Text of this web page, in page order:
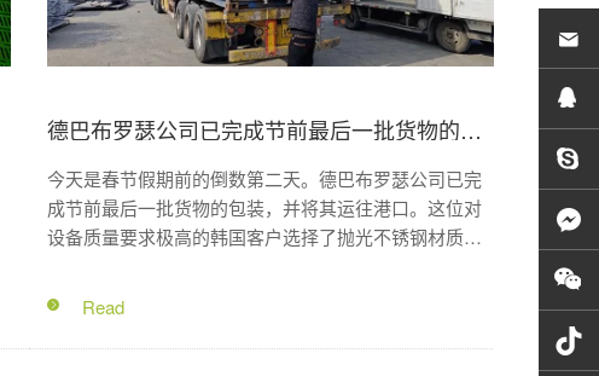
德巴布罗瑟公司已完成节前最后一批货物的包装，并将其运往港口。
今天是春节假期前的倒数第二天。德巴布罗瑟公司已完
成节前最后一批货物的包装，并将其运往港口。这位对
设备质量要求极高的韩国客户选择了抛光不锈钢材质的